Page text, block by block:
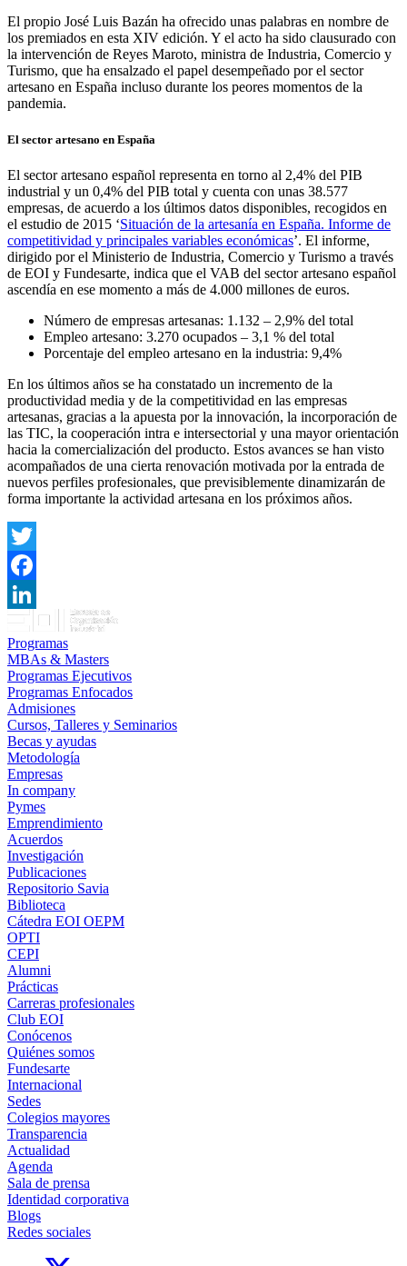
El propio José Luis Bazán ha ofrecido unas palabras en nombre de
los premiados en esta XIV edición. Y el acto ha sido clausurado con
la intervención de Reyes Maroto, ministra de Industria, Comercio y
Turismo, que ha ensalzado el papel desempeñado por el sector
artesano en España incluso durante los peores momentos de la
pandemia.
El sector artesano en España
El sector artesano español representa en torno al 2,4% del PIB
industrial y un 0,4% del PIB total y cuenta con unas 38.577
empresas, de acuerdo a los últimos datos disponibles, recogidos en
el estudio de 2015 ‘Situación de la artesanía en España. Informe de
competitividad y principales variables económicas’. El informe,
dirigido por el Ministerio de Industria, Comercio y Turismo a través
de EOI y Fundesarte, indica que el VAB del sector artesano español
ascendía en ese momento a más de 4.000 millones de euros.
Número de empresas artesanas: 1.132 – 2,9% del total
Empleo artesano: 3.270 ocupados – 3,1 % del total
Porcentaje del empleo artesano en la industria: 9,4%
En los últimos años se ha constatado un incremento de la
productividad media y de la competitividad en las empresas
artesanas, gracias a la apuesta por la innovación, la incorporación de
las TIC, la cooperación intra e intersectorial y una mayor orientación
hacia la comercialización del producto. Estos avances se han visto
acompañados de una cierta renovación motivada por la entrada de
nuevos perfiles profesionales, que previsiblemente dinamizarán de
forma importante la actividad artesana en los próximos años.
Twitter
Facebook
LinkedIn
Programas
MBAs & Masters
Programas Ejecutivos
Programas Enfocados
Admisiones
Cursos, Talleres y Seminarios
Becas y ayudas
Metodología
Empresas
In company
Pymes
Emprendimiento
Acuerdos
Investigación
Publicaciones
Repositorio Savia
Biblioteca
Cátedra EOI OEPM
OPTI
CEPI
Alumni
Prácticas
Carreras profesionales
Club EOI
Conócenos
Quiénes somos
Fundesarte
Internacional
Sedes
Colegios mayores
Transparencia
Actualidad
Agenda
Sala de prensa
Identidad corporativa
Blogs
Redes sociales